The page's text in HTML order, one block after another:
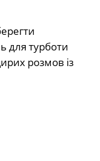
для турботи
розмов із